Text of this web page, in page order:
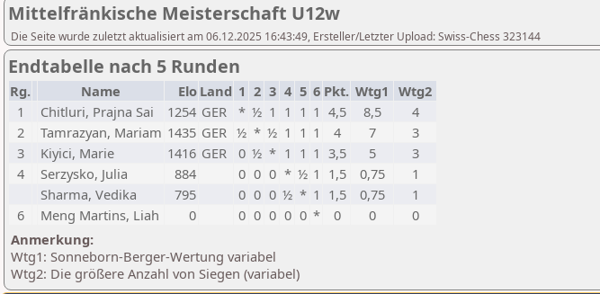
Mittelfränkische Meisterschaft U12w
Die Seite wurde zuletzt aktualisiert am 06.12.2025 16:43:49, Ersteller/Letzter Upload: Swiss-Chess 323144
Endtabelle nach 5 Runden
Rg. Name Elo Land 1 2 3 4 5 6 Pkt. Wtg1
Wtg2
1
Chitluri, Prajna Sai 1254 GER * ½ 1 1 1 1 4,5 8,5
4
2
Tamrazyan, Mariam 1435 GER ½ * ½ 1 1 1 4 7
3
3
Kiyici, Marie 1416 GER 0 ½ * 1 1 1 3,5 5
3
4
Serzysko, Julia 884 0 0 0 * ½ 1 1,5 0,75
1
Sharma, Vedika
795 0 0 0 ½ * 1 1,5 0,75
1
6
Meng Martins, Liah 0 0 0 0 0 0 * 0 0
0
Anmerkung:
Wtg1: Sonneborn-Berger-Wertung variabel
Wtg2: Die größere Anzahl von Siegen (variabel)